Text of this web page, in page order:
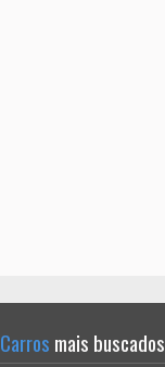
Carros mais buscados